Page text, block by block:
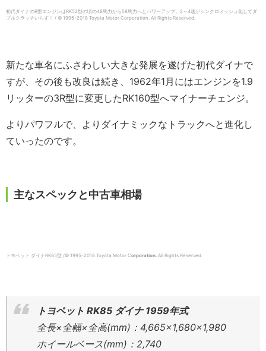
初代ダイナのR型エンジンはRK52型の頃の48馬力から58馬力へとパワーアップ。2～4速がシンクロメッシュ化してダ
ブルクラッチいらず！ / © 1995-2018 Toyota Motor Corporation. All Rights Reserved.
新たな車名にふさわしい大きな発展を遂げた初代ダイナで
すが、その後も改良は続き、1962年1月にはエンジンを1.9
リッターの3R型に変更したRK160型へマイナーチェンジ。
よりパワフルで、よりダイナミックなトラックへと進化し
ていったのです。
主なスペックと中古車相場
トヨペット ダイナRK85型 /© 1995-2018 Toyota Motor Corporation. All Rights Reserved.
トヨペット RK85 ダイナ 1959年式
全長×全幅×全高(mm)：4,665×1,680×1,980
ホイールベース(mm)：2,740